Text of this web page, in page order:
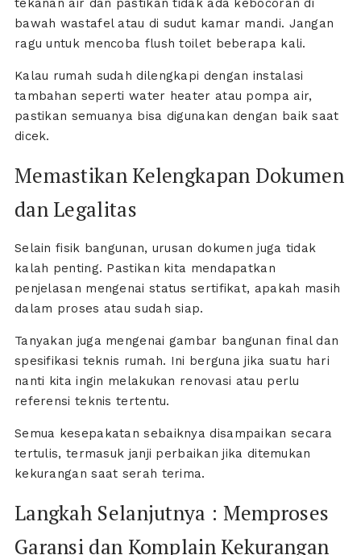
tekanan air dan pastikan tidak ada kebocoran di
bawah wastafel atau di sudut kamar mandi. Jangan
ragu untuk mencoba flush toilet beberapa kali.
Kalau rumah sudah dilengkapi dengan instalasi
tambahan seperti water heater atau pompa air,
pastikan semuanya bisa digunakan dengan baik saat
dicek.
Memastikan Kelengkapan Dokumen
dan Legalitas
Selain fisik bangunan, urusan dokumen juga tidak
kalah penting. Pastikan kita mendapatkan
penjelasan mengenai status sertifikat, apakah masih
dalam proses atau sudah siap.
Tanyakan juga mengenai gambar bangunan final dan
spesifikasi teknis rumah. Ini berguna jika suatu hari
nanti kita ingin melakukan renovasi atau perlu
referensi teknis tertentu.
Semua kesepakatan sebaiknya disampaikan secara
tertulis, termasuk janji perbaikan jika ditemukan
kekurangan saat serah terima.
Langkah Selanjutnya : Memproses
Garansi dan Komplain Kekurangan